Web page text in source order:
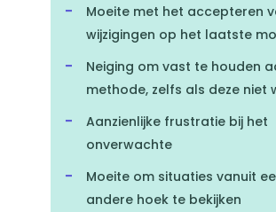
Moeite met het accepteren
wijzigingen op het laatste
Neiging om vast te houden
methode, zelfs als deze niet
Aanzienlijke frustratie bij het
onverwachte
Moeite om situaties vanuit
andere hoek te bekijken